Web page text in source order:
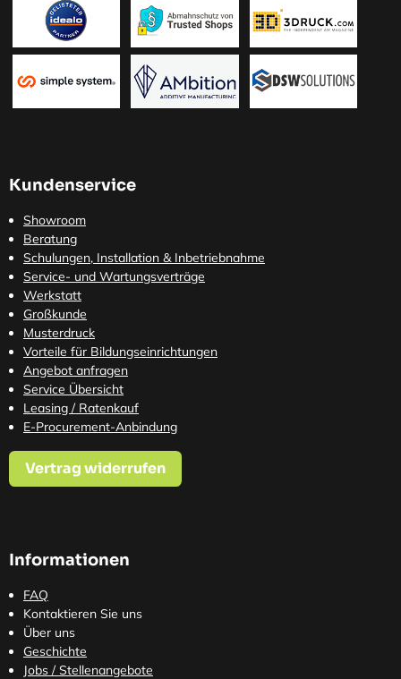
Kundenservice
Showroom
Beratung
Schulungen, Installation & Inbetriebnahme
Service- und Wartungsverträge
Werkstatt
Großkunde
Musterdruck
Vorteile für Bildungseinrichtungen
Angebot anfragen
Service Übersicht
Leasing / Ratenkauf
E-Procurement-Anbindung
Vertrag widerrufen
Informationen
FAQ
Kontaktieren Sie uns
Über uns
Geschichte
Jobs / Stellenangebote